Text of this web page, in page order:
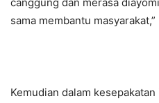
sama membantu masyarakat,”
Kemudian dalam